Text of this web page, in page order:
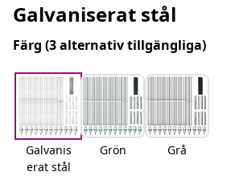
Galvaniserat stål
Färg (3 alternativ tillgängliga)
Galvanis
erat stål
Grön Grå